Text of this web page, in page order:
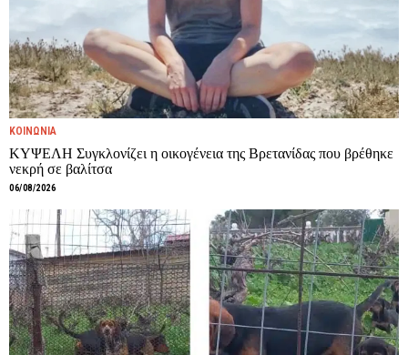
ΚΟΙΝΩΝΙΑ
ΚΥΨΕΛΗ Συγκλονίζει η οικογένεια της Βρετανίδας που βρέθηκε
νεκρή σε βαλίτσα
06/08/2026